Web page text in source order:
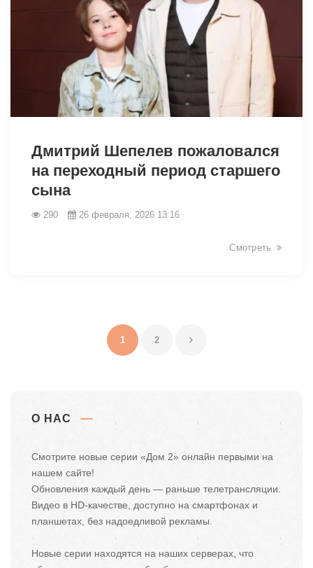
Дмитрий Шепелев пожаловался
на переходный период старшего
сына
290 26 февраля, 2026 13:16
Смотреть
1 2
О НАС
Смотрите новые серии «Дом 2» онлайн первыми на
нашем сайте!
Обновления каждый день — раньше телетрансляции.
Видео в HD-качестве, доступно на смартфонах и
планшетах, без надоедливой рекламы.
Новые серии находятся на наших серверах, что